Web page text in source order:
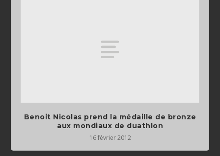
Benoit Nicolas prend la médaille de bronze
aux mondiaux de duathlon
16 février 2012